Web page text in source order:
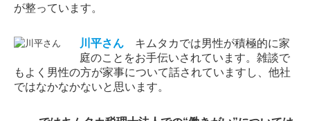
が整っています。
川平さんキムタカでは男性が積極的に家
庭のことをお手伝いされています。雑談で
もよく男性の方が家事について話されていますし、他社
ではなかなかないと思います。